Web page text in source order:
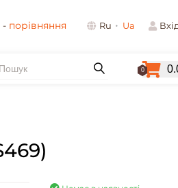
- порівняння Ru Ua Вхід
0